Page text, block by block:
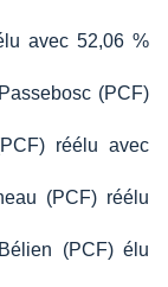
avec 52,06 %
(PCF)
réélu avec
(PCF) réélu
(PCF) élu